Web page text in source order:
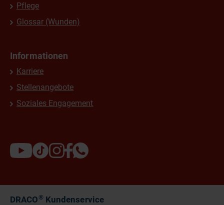
Pflege
Glossar (Wunden)
Informationen
Karriere
Stellenangebote
Soziales Engagement
DRACO®Kundenservice